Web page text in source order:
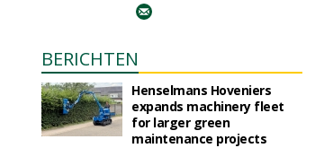
BERICHTEN
Henselmans Hoveniers
expands machinery fleet
for larger green
maintenance projects